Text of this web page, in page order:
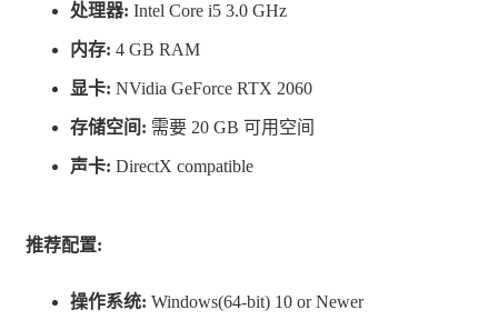
明媚的天气开始，它可能会在几分钟内变成真正的山区暴
风雪，这将使您在充满敌意的山区过夜。
经常查看天气预报，选择合适的衣服并随身携带能量饮
处理器: Intel Core i5 3.0 GHz
内存: 4 GB RAM
显卡: NVidia GeForce RTX 2060
存储空间: 需要 20 GB 可用空间
声卡: DirectX compatible
推荐配置:
操作系统: Windows(64-bit) 10 or Newer